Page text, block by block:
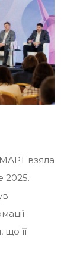
взяла
2025.
що її